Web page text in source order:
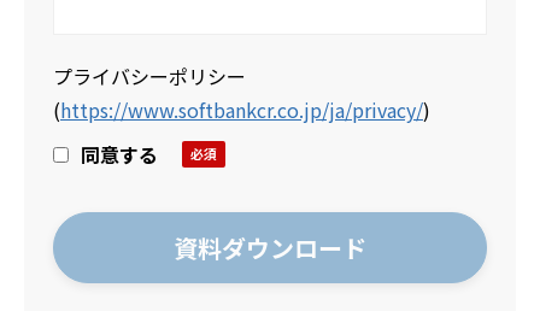
プライバシーポリシー
(https://www.softbankcr.co.jp/ja/privacy/)
同意する